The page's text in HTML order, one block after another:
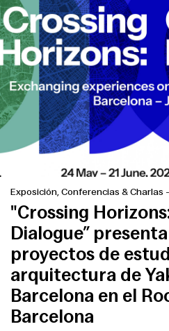
Exposición, Conferencias & Charlas -
"Crossing
Dialogue”
proyectos de
arquitectura de
Barcelona en el
Barcelona